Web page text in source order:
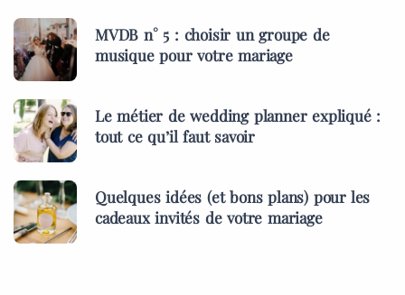
MVDB n° 5 : choisir un groupe de
musique pour votre mariage
Le métier de wedding planner expliqué :
tout ce qu’il faut savoir
Quelques idées (et bons plans) pour les
cadeaux invités de votre mariage